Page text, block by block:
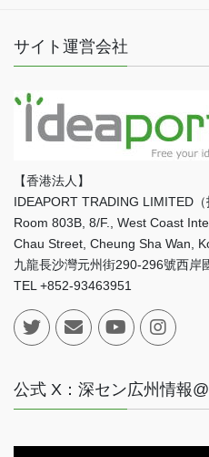
サイト運営会社
【香港法人】
IDEAPORT TRADING LIMITED（
Room 803B, 8/F., West Coast
Chau Street, Cheung Sha Wan,
九龍長沙灣元州街290-296號西岸
TEL +852-93463951
公式 X：深セン広州情報